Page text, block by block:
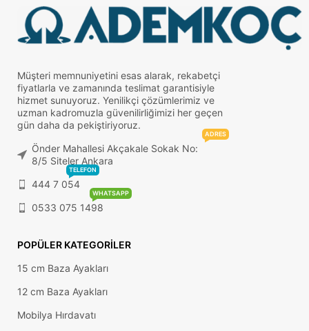
Müşteri memnuniyetini esas alarak, rekabetçi
fiyatlarla ve zamanında teslimat garantisiyle
hizmet sunuyoruz. Yenilikçi çözümlerimiz ve
uzman kadromuzla güvenilirliğimizi her geçen
gün daha da pekiştiriyoruz.
Önder Mahallesi Akçakale Sokak No:
8/5 Siteler Ankara
ADRES
444 7 054
TELEFON
0533 075 1498
WHATSAPP
POPÜLER KATEGORILER
15 cm Baza Ayakları
12 cm Baza Ayakları
Mobilya Hırdavatı